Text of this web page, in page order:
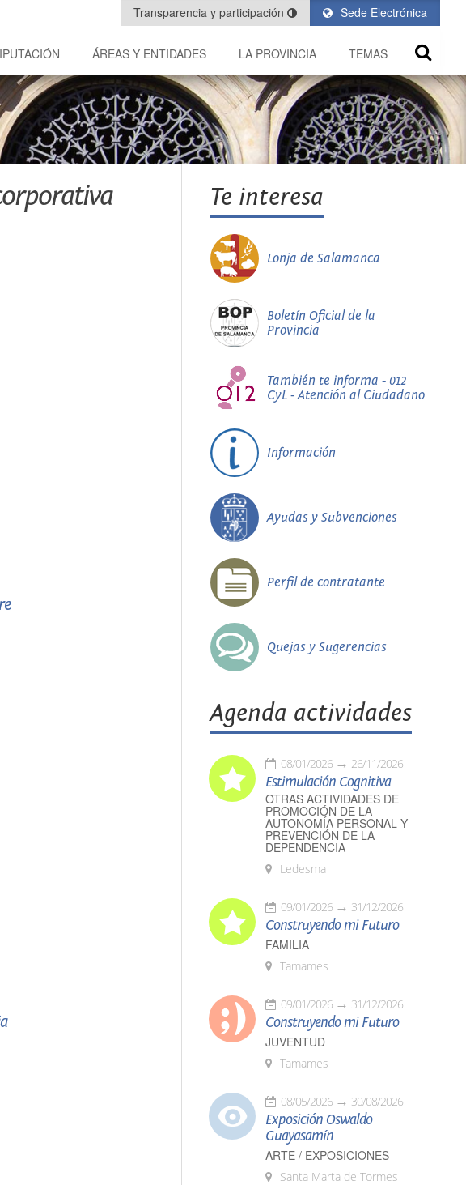
Sede Electrónica
Transparencia y participación
ÁREAS Y ENTIDADES LA PROVINCIA TEMAS
Te interesa
Lonja de Salamanca
Boletín Oficial de la
Provincia
También te informa - 012
CyL - Atención al Ciudadano
Información
Ayudas y Subvenciones
Perfil de contratante
Quejas y Sugerencias
Agenda actividades
08/01/2026 26/11/2026
Estimulación Cognitiva
OTRAS ACTIVIDADES DE
PROMOCIÓN DE LA
AUTONOMÍA PERSONAL Y
PREVENCIÓN DE LA
DEPENDENCIA
Ledesma
09/01/2026 31/12/2026
Construyendo mi Futuro
FAMILIA
Tamames
09/01/2026 31/12/2026
Construyendo mi Futuro
JUVENTUD
Tamames
08/05/2026 30/08/2026
Exposición Oswaldo
Guayasamín
ARTE / EXPOSICIONES
Santa Marta de Tormes